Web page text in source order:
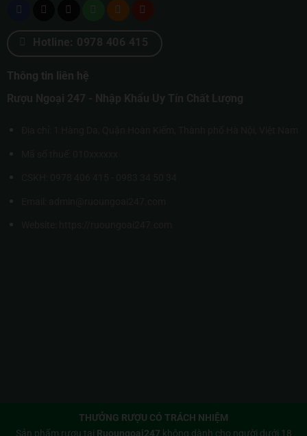
Hotline: 0978 406 415
Thông tin liên hệ
Rượu Ngoại 247 - Nhập Khẩu Uy Tín Chất Lượng
THƯỞNG RƯỢU CÓ TRÁCH NHIỆM
Sản phẩm rượu tại Ruoungoai247 không dành cho người dưới 18